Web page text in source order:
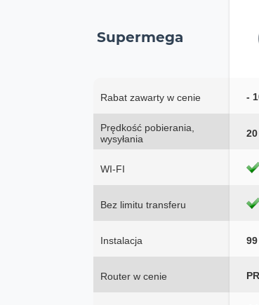
Supermega
Rabat zawarty w cenie
Prędkość pobierania,
wysyłania
WI-FI
Bez limitu transferu
Instalacja
Router w cenie
-
99